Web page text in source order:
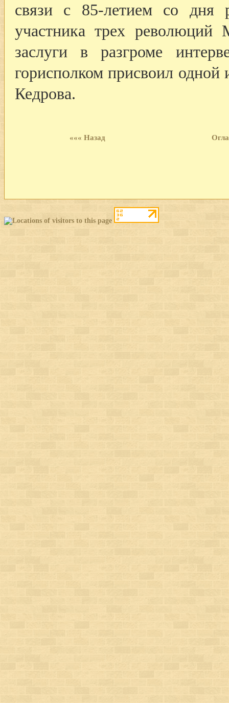
связи с 85-летием со дня
участника трех
заслуги в разгроме
горисполком присвоил
Кедрова.
««« Назад